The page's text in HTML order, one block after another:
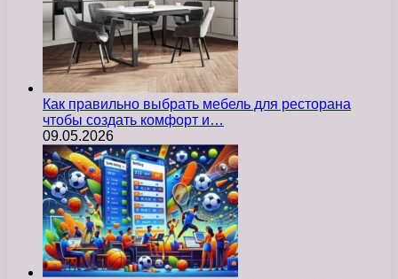
Как правильно выбрать мебель для ресторана
чтобы создать комфорт и…
09.05.2026